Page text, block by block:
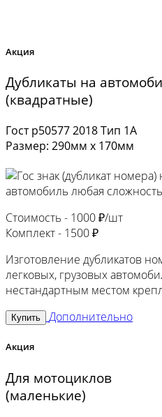
Акция
Дубликаты на
(квадратные)
Гост р50577 2018 Тип 1А
Размер: 290мм х 170мм
Стоимость - 1000 ₽/шт
Комплект - 1500 ₽
Изготовление дубликатов
легковых, грузовых
нестандартным местом
Купить Дополнительно
Акция
Для мотоциклов
(маленькие)